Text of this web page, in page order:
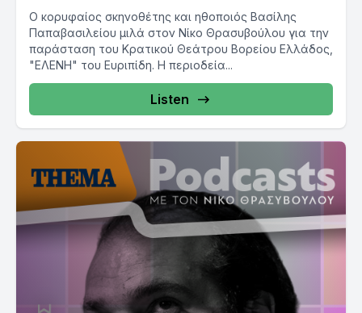
Ο κορυφαίος σκηνοθέτης και ηθοποιός Βασίλης
Παπαβασιλείου μιλά στον Νίκο Θρασυβούλου για την
παράσταση του Κρατικού Θεάτρου Βορείου Ελλάδος,
"ΕΛΕΝΗ" του Ευριπίδη. Η περιοδεία...
Listen